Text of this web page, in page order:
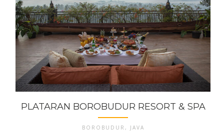
PLATARAN BOROBUDUR RESORT & SPA
BOROBUDUR, JAVA